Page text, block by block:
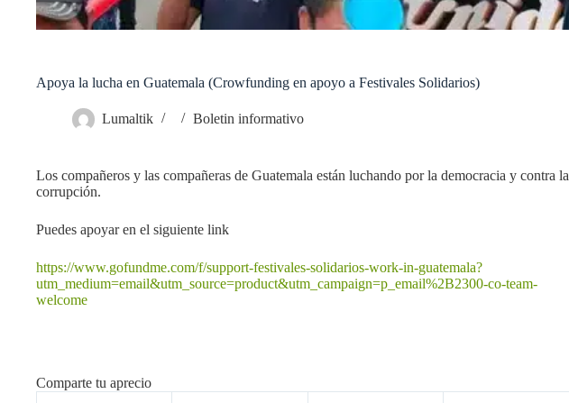
Apoya la lucha en Guatemala (Crowfunding en apoyo a Festivales Solidarios)
Lumaltik Boletin informativo
Los compañeros y las compañeras de Guatemala están luchando por la democracia y contra la
corrupción.
Puedes apoyar en el siguiente link
https://www.gofundme.com/f/support-festivales-solidarios-work-in-guatemala?
utm_medium=email&utm_source=product&utm_campaign=p_email%2B2300-co-team-
welcome
Comparte tu aprecio